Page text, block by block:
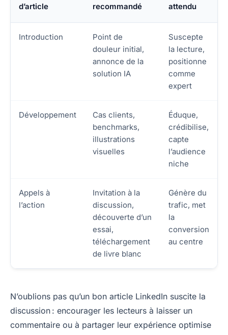
d’article
recommandé
attendu
Introduction
Point de
douleur initial,
annonce de la
solution IA
Suscepte
la lecture,
positionne
comme
expert
Développement
Cas clients,
benchmarks,
illustrations
visuelles
Éduque,
crédibilise,
capte
l’audience
niche
Appels à
l’action
Invitation à la
discussion,
découverte d’un
essai,
téléchargement
de livre blanc
Génère du
trafic, met
la
conversion
au centre
N’oublions pas qu’un bon article LinkedIn suscite la
discussion : encourager les lecteurs à laisser un
commentaire ou à partager leur expérience optimise